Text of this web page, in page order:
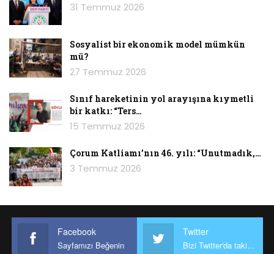
31 Temmuz 2026
Sosyalist bir ekonomik model mümkün
mü?
27 Temmuz 2026
Sınıf hareketinin yol arayışına kıymetli
bir katkı: “Ters…
15 Temmuz 2026
Çorum Katliamı’nın 46. yılı: “Unutmadık,…
3 Temmuz 2026
Facebook
Sayfamızı Beğenin
Twitter
Bizi Twitter'da takip edin